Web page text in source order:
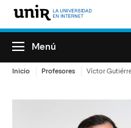
Menú
Inicio Profesores Víctor